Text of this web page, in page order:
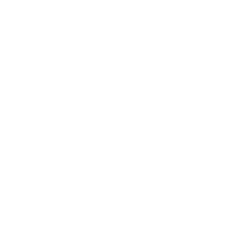
de Máquina
de Guindaste
Munck para Indústria
para Transporte de Vigas
Poste